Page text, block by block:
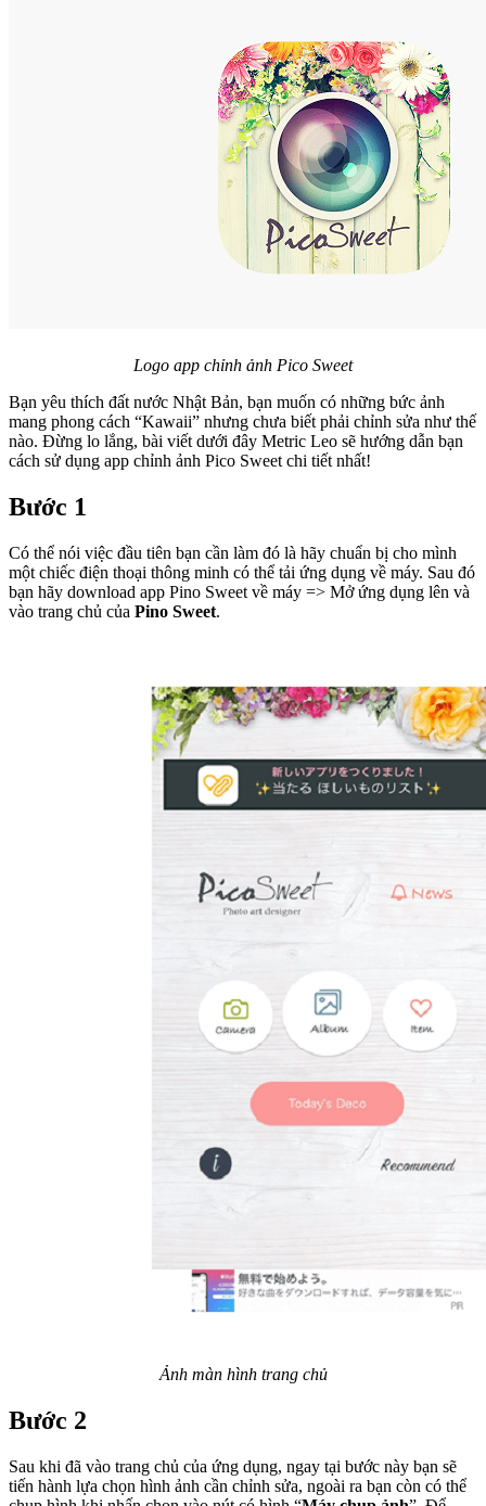
Logo app chỉnh ảnh Pico Sweet
Bạn yêu thích đất nước Nhật Bản, bạn muốn có những bức ảnh
mang phong cách “Kawaii” nhưng chưa biết phải chỉnh sửa như thế
nào. Đừng lo lắng, bài viết dưới đây Metric Leo sẽ hướng dẫn bạn
cách sử dụng app chỉnh ảnh Pico Sweet chi tiết nhất!
Bước 1
Có thể nói việc đầu tiên bạn cần làm đó là hãy chuẩn bị cho mình
một chiếc điện thoại thông minh có thể tải ứng dụng về máy. Sau đó
bạn hãy download app Pino Sweet về máy => Mở ứng dụng lên và
vào trang chủ của Pino Sweet.
Ảnh màn hình trang chủ
Bước 2
Sau khi đã vào trang chủ của ứng dụng, ngay tại bước này bạn sẽ
tiến hành lựa chọn hình ảnh cần chỉnh sửa, ngoài ra bạn còn có thể